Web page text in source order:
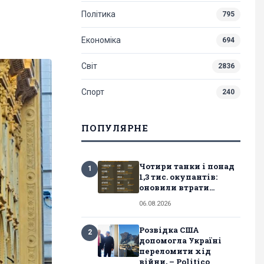
Політика 795
Економіка 694
Світ 2836
Спорт 240
ПОПУЛЯРНЕ
1
Чотири танки і понад
1,3 тис. окупантів:
оновили втрати...
06.08.2026
2
Розвідка США
допомогла Україні
переломити хід
війни, – Politico